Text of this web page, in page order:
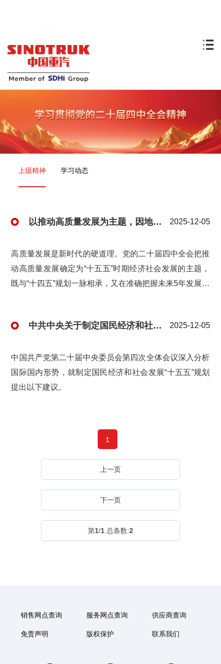
上级精神 学习动态
以推动高质量发展为主题，因地制宜发展新质生产力——“学习贯彻党的二十届四中全会精神”系列评论 2025-12-05
高质量发展是新时代的硬道理。党的二十届四中全会把推
动高质量发展确定为“十五五”时期经济社会发展的主题，
既与“十四五”规划一脉相承，又在准确把握未来5年发展大
导作用。
中共中央关于制定国民经济和社会发展第十五个五年规划的建议 2025-12-05
中国共产党第二十届中央委员会第四次全体会议深入分析
国际国内形势，就制定国民经济和社会发展“十五五”规划
提出以下建议。
1
上一页
下一页
第1/1 总条数:2
销售网点查询 服务网点查询 供应商查询
免责声明 版权保护 联系我们